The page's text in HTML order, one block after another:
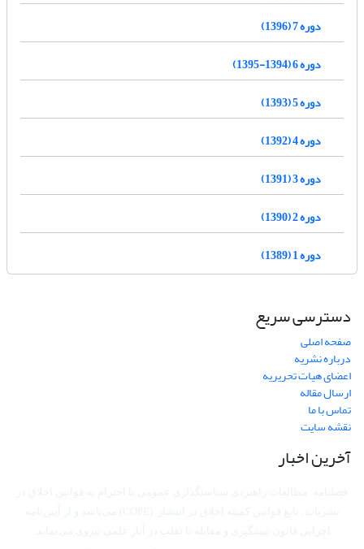
دوره 7 (1396)
دوره 6 (1394-1395)
دوره 5 (1393)
دوره 4 (1392)
دوره 3 (1391)
دوره 2 (1390)
دوره 1 (1389)
دسترسی سریع
صفحه اصلی
درباره نشریه
اعضای هیات تحریریه
ارسال مقاله
تماس با ما
نقشه سایت
آخرین اخبار